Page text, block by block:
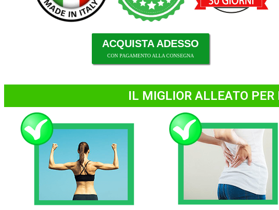
ACQUISTA ADESSO
CON PAGAMENTO ALLA CONSEGNA
IL MIGLIOR ALLEATO